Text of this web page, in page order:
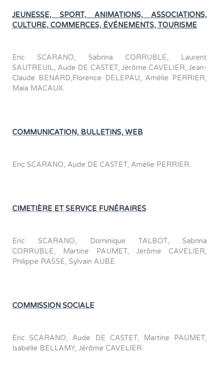
JEUNESSE, SPORT, ANIMATIONS, ASSOCIATIONS,
CULTURE, COMMERCES, ÉVÉNEMENTS, TOURISME
Eric SCARANO, Sabrina CORRUBLE, Laurent
SAUTREUIL, Aude DE CASTET, Jérôme CAVELIER, Jean-
Claude BENARD,Florence DELEPAU, Amélie PERRIER,
Maïa MACAUX.
COMMUNICATION, BULLETINS, WEB
Eric SCARANO, Aude DE CASTET, Amélie PERRIER.
CIMETIÈRE ET SERVICE FUNÉRAIRES
Eric SCARANO, Dominique TALBOT, Sabrina
CORRUBLE, Martine PAUMET, Jérôme CAVELIER,
Philippe RASSE, Sylvain AUBE.
COMMISSION SOCIALE
Eric SCARANO, Aude DE CASTET, Martine PAUMET,
Isabelle BELLAMY, Jérôme CAVELIER.